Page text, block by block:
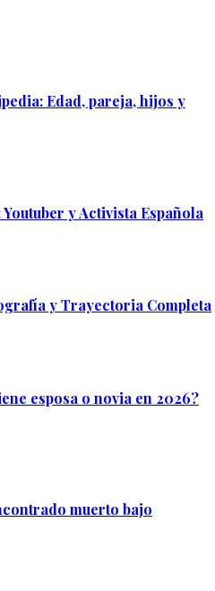
Edad, pareja, hijos y
y Activista Española
y Trayectoria Completa
esposa o novia en 2026?
muerto bajo